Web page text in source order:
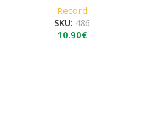
Record
SKU: 486
10.90€